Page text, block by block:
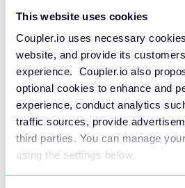
This website uses cookies
Coupler.io uses necessary
website, and provide its
experience. Coupler.io also
optional cookies to enhance and
experience, conduct analytics
traffic sources, provide
third parties. You can manage
using the settings below.
Team : 99 $ al mes, facturados
Usuarios ilimitados
50 conexiones de datos
Ejecuciones ilimitadas
importador)
Volumen de datos ilimitado
(100.000 filas por ejecución
volumen)